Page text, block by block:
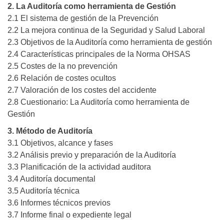
2. La Auditoría como herramienta de Gestión
2.1 El sistema de gestión de la Prevención
2.2 La mejora continua de la Seguridad y Salud Laboral
2.3 Objetivos de la Auditoría como herramienta de gestión
2.4 Características principales de la Norma OHSAS
2.5 Costes de la no prevención
2.6 Relación de costes ocultos
2.7 Valoración de los costes del accidente
2.8 Cuestionario: La Auditoría como herramienta de
Gestión
3. Método de Auditoría
3.1 Objetivos, alcance y fases
3.2 Análisis previo y preparación de la Auditoría
3.3 Planificación de la actividad auditora
3.4 Auditoría documental
3.5 Auditoría técnica
3.6 Informes técnicos previos
3.7 Informe final o expediente legal